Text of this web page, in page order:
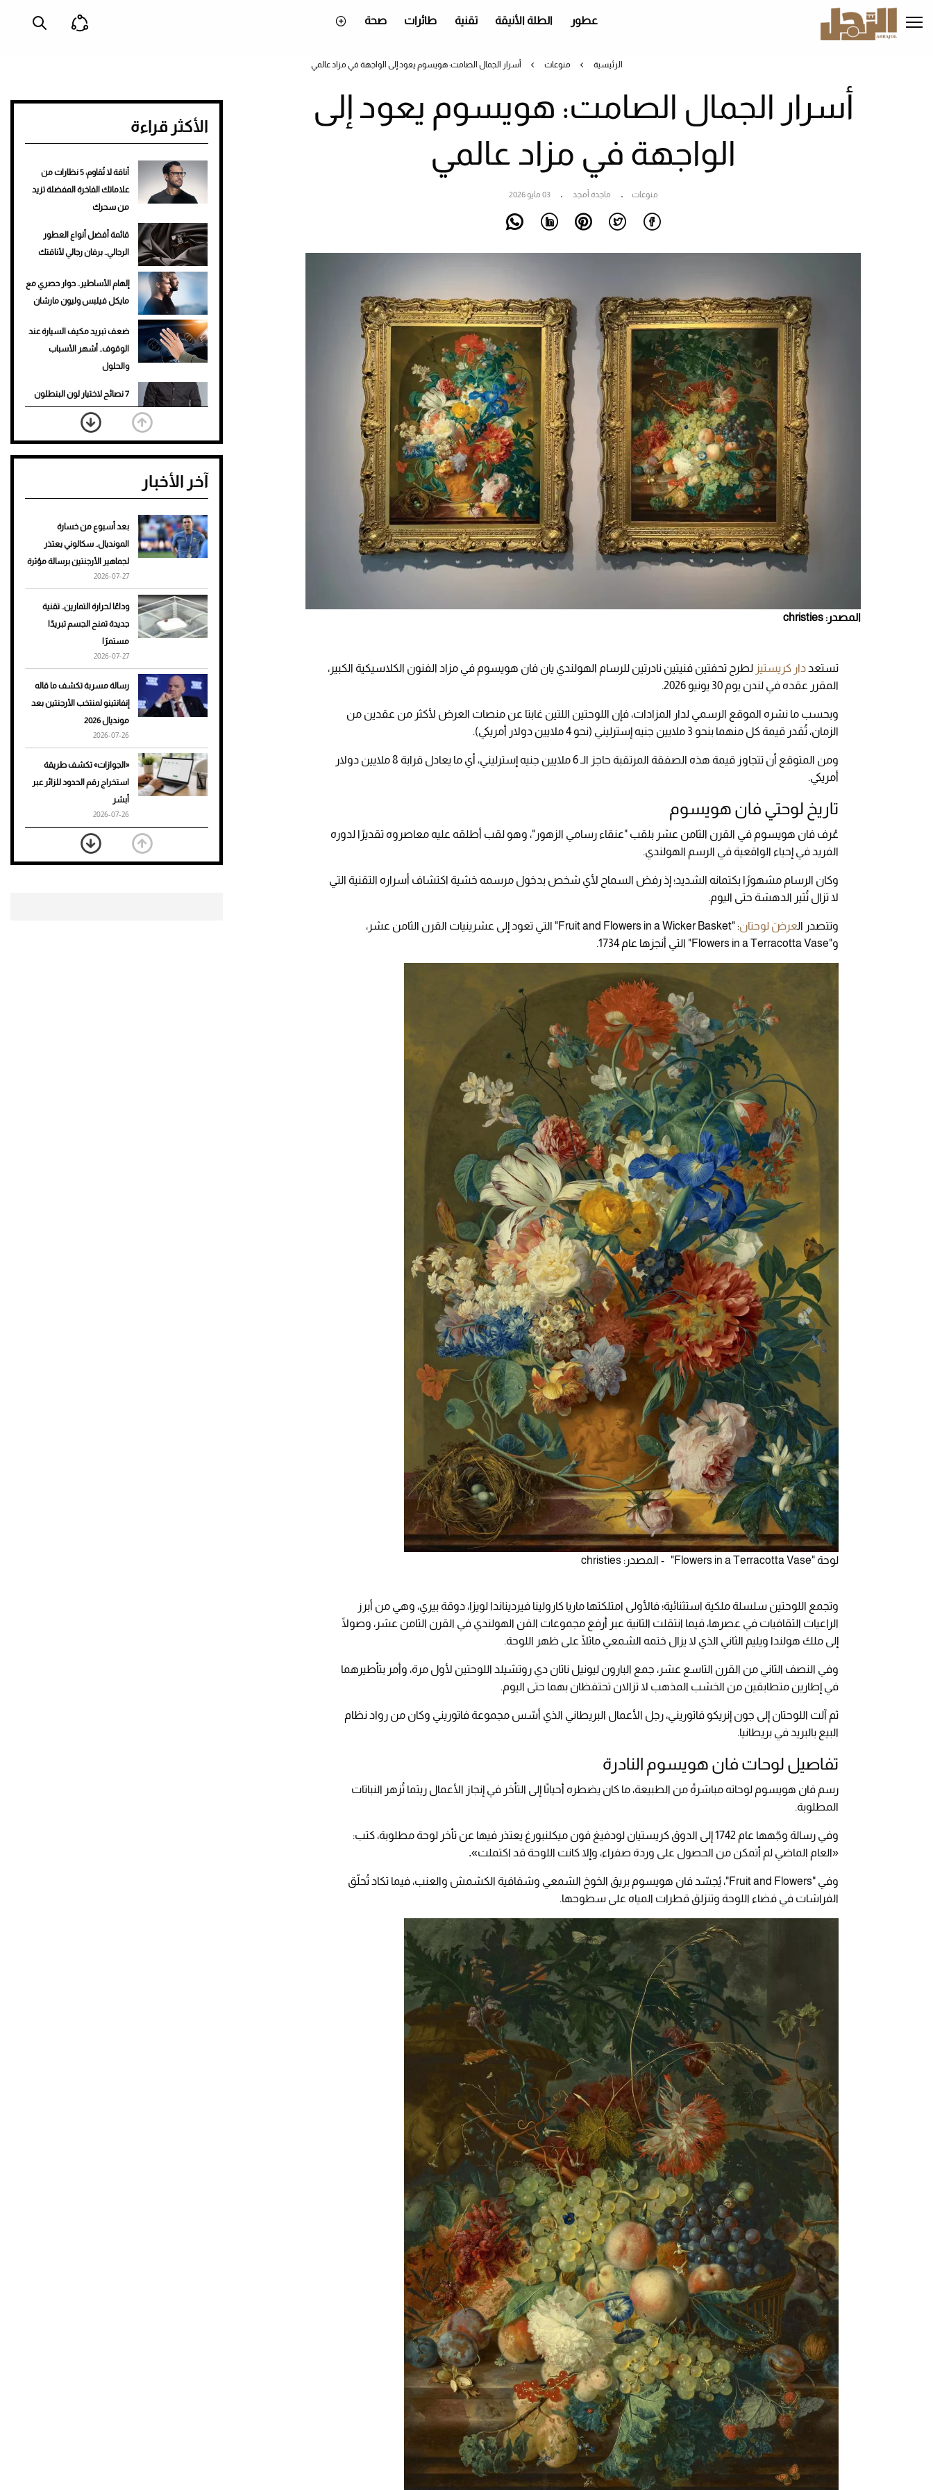
إلى
المحتوى
عطور الطلة الأنيقة تقنية طائرات صحة
الرئيسية منوعات أسرار الجمال الصامت: هويسوم يعود إلى الواجهة في مزاد عالمي
أسرار الجمال الصامت: هويسوم يعود إلى
الواجهة في مزاد عالمي
منوعات ماجدة أمجد 03 مايو 2026
المصدر: christies
تستعد دار كريستيز لطرح تحفتين فنيتين نادرتين للرسام الهولندي يان فان هويسوم في مزاد الفنون الكلاسيكية الكبير،
المقرر عقده في لندن يوم 30 يونيو 2026.
وبحسب ما نشره الموقع الرسمي لدار المزادات، فإن اللوحتين اللتين غابتا عن منصات العرض لأكثر من عقدين من
الزمان، تُقدر قيمة كل منهما بنحو 3 ملايين جنيه إسترليني (نحو 4 ملايين دولار أمريكي).
ومن المتوقع أن تتجاوز قيمة هذه الصفقة المرتقبة حاجز الـ 6 ملايين جنيه إسترليني، أي ما يعادل قرابة 8 ملايين دولار
أمريكي.
تاريخ لوحتي فان هويسوم
عُرف فان هويسوم في القرن الثامن عشر بلقب "عنقاء رسامي الزهور"، وهو لقب أطلقه عليه معاصروه تقديرًا لدوره
الفريد في إحياء الواقعية في الرسم الهولندي.
وكان الرسام مشهورًا بكتمانه الشديد؛ إذ رفض السماح لأي شخص بدخول مرسمه خشية اكتشاف أسراره التقنية التي
لا تزال تُثير الدهشة حتى اليوم.
وتتصدر العرضَ لوحتان
: "Fruit and Flowers in a Wicker Basket" التي تعود إلى عشرينيات القرن الثامن عشر،
و"Flowers in a Terracotta Vase" التي أنجزها عام 1734.
لوحة "Flowers in a Terracotta Vase" - المصدر: christies
وتجمع اللوحتين سلسلة ملكية استثنائية؛ فالأولى امتلكتها ماريا كارولينا فيرديناندا لويزا، دوقة بيري، وهي من أبرز
الراعيات الثقافيات في عصرها، فيما انتقلت الثانية عبر أرفع مجموعات الفن الهولندي في القرن الثامن عشر، وصولًا
إلى ملك هولندا ويليم الثاني الذي لا يزال ختمه الشمعي ماثلًا على ظهر اللوحة.
وفي النصف الثاني من القرن التاسع عشر، جمع البارون ليونيل ناثان دي روتشيلد اللوحتين لأول مرة، وأمر بتأطيرهما
في إطارين متطابقين من الخشب المذهب لا تزالان تحتفظان بهما حتى اليوم.
ثم آلت اللوحتان إلى جون إنريكو فاتوريني، رجل الأعمال البريطاني الذي أسّس مجموعة فاتوريني وكان من رواد نظام
البيع بالبريد في بريطانيا.
تفاصيل لوحات فان هويسوم النادرة
رسم فان هويسوم لوحاته مباشرةً من الطبيعة، ما كان يضطره أحيانًا إلى التأخر في إنجاز الأعمال ريثما تُزهر النباتات
المطلوبة.
وفي رسالة وجّهها عام 1742 إلى الدوق كريستيان لودفيغ فون ميكلنبورغ يعتذر فيها عن تأخر لوحة مطلوبة، كتب:
«العام الماضي لم أتمكن من الحصول على وردة صفراء، وإلا كانت اللوحة قد اكتملت».
وفي "Fruit and Flowers"، يُجسّد فان هويسوم بريق الخوخ الشمعي وشفافية الكشمش والعنب، فيما تكاد تُحلّق
الفراشات في فضاء اللوحة وتنزلق قطرات المياه على سطوحها.
الأكثر قراءة
أناقة لا تُقاوم: 5 نظارات من
علاماتك الفاخرة المفضلة تزيد
من سحرك
قائمة أفضل أنواع العطور
الرجالي.. برفان رجالي لأناقتك
إلهام الأساطير.. حوار حصري مع
مايكل فيلبس وليون مارشان
ضعف تبريد مكيف السيارة عند
الوقوف.. أشهر الأسباب
والحلول
7 نصائح لاختيار لون البنطلون
المناسب للقميص الأسود
نرى المستقبل من خلال
تصميماتنا.. كيف حجزت 1886
تمنحك فخامة استثنائية
هوى الأبطال
أفضل تدريج للشعر الطويل
لإطلالة جريئة وعصرية
للرجال
آخر الأخبار
بعد أسبوع من خسارة
المونديال.. سكالوني يعتذر
لجماهير الأرجنتين برسالة مؤثرة
2026-07-27
وداعًا لحرارة التمارين.. تقنية
جديدة تمنح الجسم تبريدًا
مستمرًا
2026-07-27
رسالة مسربة تكشف ما قاله
إنفانتينو لمنتخب الأرجنتين بعد
مونديال 2026
2026-07-26
«الجوازات» تكشف طريقة
استخراج رقم الحدود للزائر عبر
أبشر
2026-07-26
بعد 7 أشهر من تعرضه لحادث
مروع.. جوشوا يفوز على برينغا